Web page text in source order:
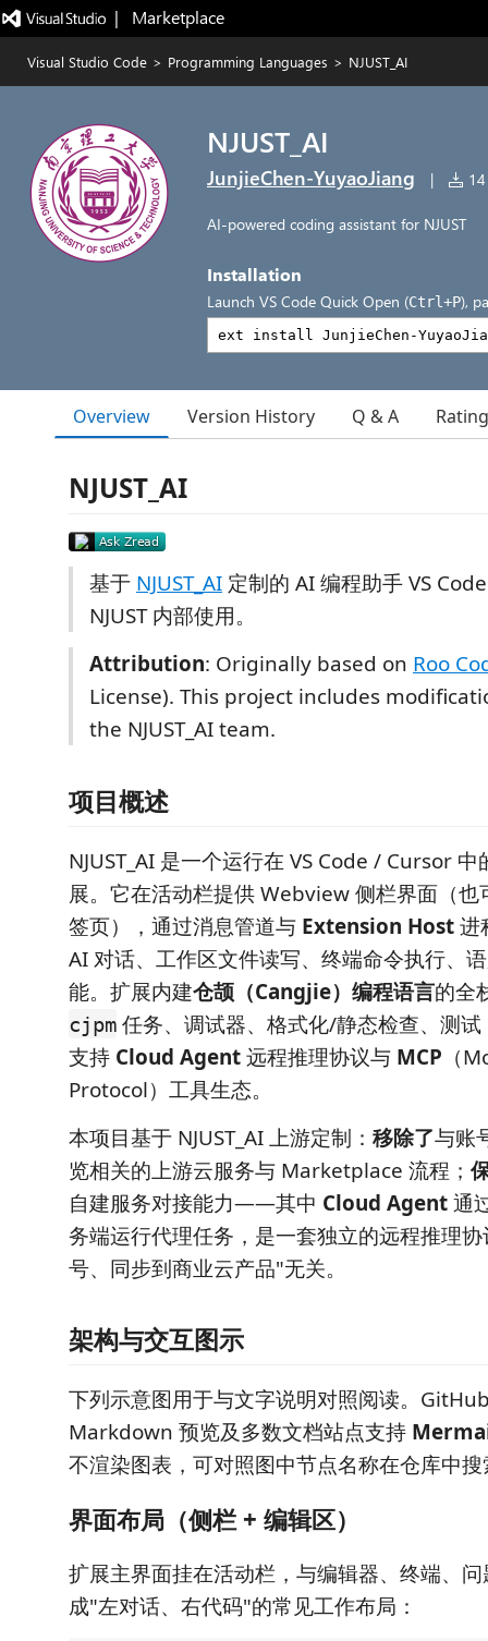
|   Marketplace
Visual Studio Code > Programming Languages > NJUST_AI
NJUST_AI
JunjieChen-YuyaoJiang |
AI-powered coding assistant for NJUST
Installation
Launch VS Code Quick Open (Ctrl+P),
Overview Version History Q & A
NJUST_AI
基于 NJUST_AI 定制的 AI 编程助手 VS
NJUST 内部使用。
Attribution: Originally based on Roo
License). This project includes
the NJUST_AI team.
项目概述
NJUST_AI 是一个运行在 VS Code / Cursor
展。它在活动栏提供 Webview 侧栏界面（也
签页），通过消息管道与 Extension Host进
AI 对话、工作区文件读写、终端命令执行、
能。扩展内建仓颉（Cangjie）编程语言的全
cjpm 任务、调试器、格式化/静态检查、测
支持 Cloud Agent远程推理协议与 MCP （
Protocol）工具生态。
本项目基于 NJUST_AI 上游定制： 移除了与账
览相关的上游云服务与 Marketplace 流程；
自建服务对接能力——其中 Cloud Agent通
务端运行代理任务，是一套独立的远程推理
号、同步到商业云产品"无关。
架构与交互图示
下列示意图用于与文字说明对照阅读。
Markdown 预览及多数文档站点支持
不渲染图表，可对照图中节点名称在仓库中
界面布局（侧栏 + 编辑区）
扩展主界面挂在活动栏，与编辑器、终端、
成"左对话、右代码"的常见工作布局：